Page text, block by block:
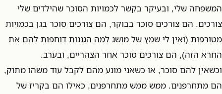
המשפחה שלי, ובעיקר בקשר לכמויות הסוכר שהילדים שלי
צורכים. הם צורכים סוכר בבוקר, הם צורכים סוכר בגן בכמויות
מטורפות (ואין לי שמץ של מושג למה הגננות דוחפות להם את
החרא הזה), הם צורכים סוכר אחר הצהריים, ובערב.
וכשאין להם סוכר, או כשאני מונע מהם לקבל עוד משהו מתוק,
הם מתחרפנים. ממש ממש מתחרפנים, כאילו הם בקריז של